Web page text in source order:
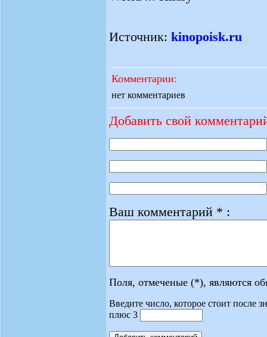
Источник: kinopoisk.ru
Комментарии:
нет комментариев
Добавить свой
Ваш комментарий * :
Поля, отмеченые (*), являются
Введите число, которое стоит после
плюс 3